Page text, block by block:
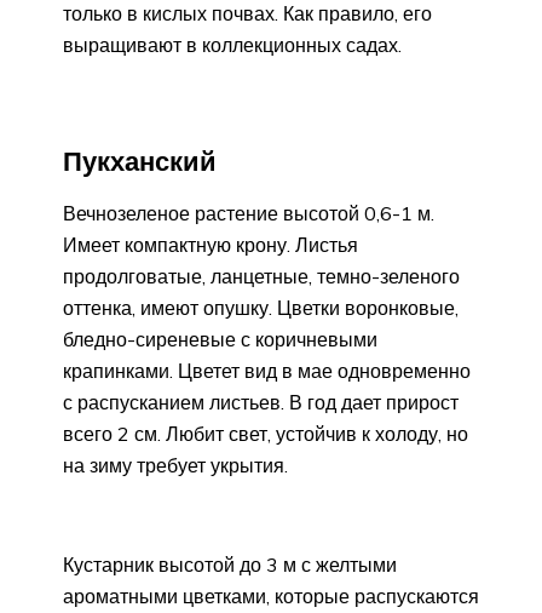
только в кислых почвах. Как правило, его
выращивают в коллекционных садах.
Пукханский
Вечнозеленое растение высотой 0,6-1 м.
Имеет компактную крону. Листья
продолговатые, ланцетные, темно-зеленого
оттенка, имеют опушку. Цветки воронковые,
бледно-сиреневые с коричневыми
крапинками. Цветет вид в мае одновременно
с распусканием листьев. В год дает прирост
всего 2 см. Любит свет, устойчив к холоду, но
на зиму требует укрытия.
Кустарник высотой до 3 м с желтыми
ароматными цветками, которые распускаются